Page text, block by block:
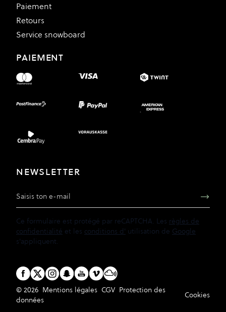
Paiement
Retours
Service snowboard
PAIEMENT
NEWSLETTER
Adresse e-mail
Ce formulaire est protégé par reCAPTCHA. Les règles de
confidentialité et les conditions d' utilisation de Google
s'appliquent.
© 2026 Mentions légales CGV Protection des
données
Cookies